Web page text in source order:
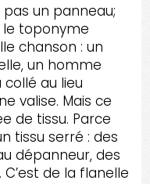
pas un panneau;
le toponyme
chanson : un
un homme
collé au lieu
valise. Mais ce
de tissu. Parce
tissu serré : des
dépanneur, des
de la flanelle